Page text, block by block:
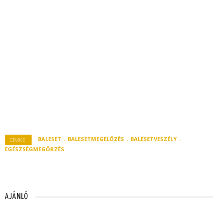
CÍMKE: BALESET BALESETMEGELŐZÉS
BALESETVESZÉLY
EGÉSZSÉGMEGŐRZÉS
AJÁNLÓ